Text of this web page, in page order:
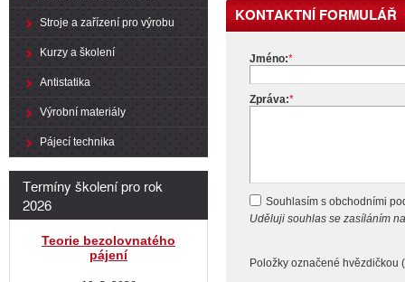
KONTAKTNÍ FORMULÁŘ
Jméno:*
Zpráva:*
Souhlasím s obchodními
Uděluji souhlas se zasíláním
Položky označené hvězdičkou (
Stroje a zařízení pro výrobu
Kurzy a školení
Antistatika
Výrobní materiály
Pájecí technika
Termíny školení pro rok
2026
Teorie bezolovnatého
pájení